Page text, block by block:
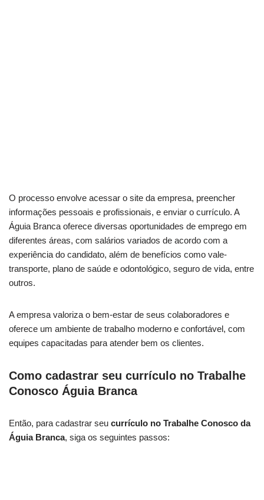
O processo envolve acessar o site da empresa, preencher
informações pessoais e profissionais, e enviar o currículo. A
Águia Branca oferece diversas oportunidades de emprego em
diferentes áreas, com salários variados de acordo com a
experiência do candidato, além de benefícios como vale-
transporte, plano de saúde e odontológico, seguro de vida, entre
outros.
A empresa valoriza o bem-estar de seus colaboradores e
oferece um ambiente de trabalho moderno e confortável, com
equipes capacitadas para atender bem os clientes.
Como cadastrar seu currículo no Trabalhe
Conosco Águia Branca
Então, para cadastrar seu currículo no Trabalhe Conosco da
Águia Branca, siga os seguintes passos: